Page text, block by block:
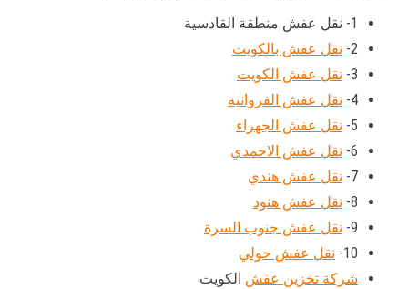
1- نقل عفش منطقة القادسية
2- نقل عفش بالكويت
3- نقل عفش الكويت
4- نقل عفش الفروانية
5- نقل عفش الجهراء
6- نقل عفش الاحمدي
7- نقل عفش هندي
8- نقل عفش هنود
9- نقل عفش جنوب السرة
10- نقل عفش حولي
شركة تخزين عفش الكويت